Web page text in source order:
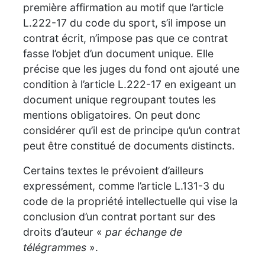
première affirmation au motif que l’article
L.222-17 du code du sport, s’il impose un
contrat écrit, n’impose pas que ce contrat
fasse l’objet d’un document unique. Elle
précise que les juges du fond ont ajouté une
condition à l’article L.222-17 en exigeant un
document unique regroupant toutes les
mentions obligatoires. On peut donc
considérer qu’il est de principe qu’un contrat
peut être constitué de documents distincts.
Certains textes le prévoient d’ailleurs
expressément, comme l’article L.131-3 du
code de la propriété intellectuelle qui vise la
conclusion d’un contrat portant sur des
droits d’auteur « par échange de
télégrammes ».